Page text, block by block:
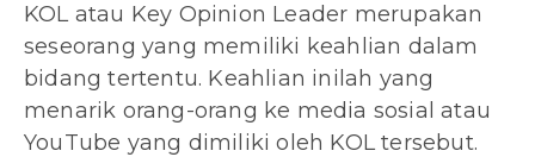
KOL atau Key Opinion Leader merupakan
seseorang yang memiliki keahlian dalam
bidang tertentu. Keahlian inilah yang
menarik orang-orang ke media sosial atau
YouTube yang dimiliki oleh KOL tersebut.